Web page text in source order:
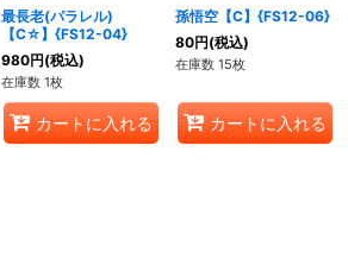
最長老(パラレル)
【C☆】{FS12-04}
980円(税込)
在庫数 1枚
カートに入れる
孫悟空【C】{FS12-06}
80円(税込)
在庫数 15枚
カートに入れる